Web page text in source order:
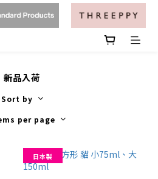
新品入荷
Sort by
per page
日本製